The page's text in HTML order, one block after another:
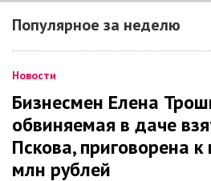
Популярное за неделю
Новости
Бизнесмен Елена
обвиняемая в даче
Пскова, приговорена
млн рублей